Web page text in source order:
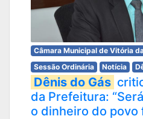
Câmara Municipal de Vitória
Sessão Ordinária
Notícia
Dênis do Gás
da Prefeitura:
o dinheiro do povo